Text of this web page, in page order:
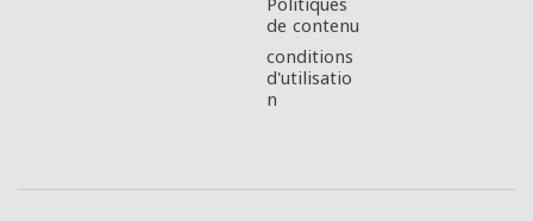
de contenu
conditions
d'utilisatio
n